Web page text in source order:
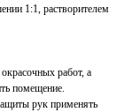
1:1, растворителем
работ, а
помещение.
рук применять